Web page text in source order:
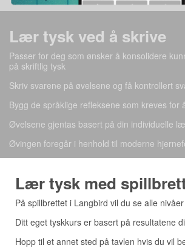
Lær tysk ved å skrive
Passer for deg som ønsker å konsolidere
på skriftlig tysk
Skriv svarene på øvelsene og få kontrollert
Bygg de språklige refleksene som kreves for
Øvelsene gjentas basert på din individuelle
Øvingen foregår i henhold til moderne
Lær tysk med
På spillbrettet i Langbird vil du se alle
Ditt eget tyskkurs er basert på resultatene
Hopp til et annet sted på tavlen hvis du vil